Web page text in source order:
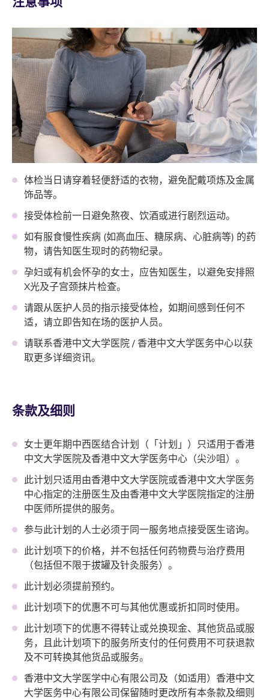
体检当日请穿着轻便舒适的衣物，避免配戴项炼及金属
饰品等。
接受体检前一日避免熬夜、饮酒或进行剧烈运动。
如有服食慢性疾病 (如高血压、糖尿病、心脏病等) 的药
物，请告知医生现时的药物纪录。
孕妇或有机会怀孕的女士，应告知医生，以避免安排照
X光及子宫颈抹片检查。
请跟从医护人员的指示接受体检，如期间感到任何不
适，请立即告知在场的医护人员。
请联系香港中文大学医院 / 香港中文大学医务中心以获
取更多详细资讯。
条款及细则
女士更年期中西医结合计划（「计划」）只适用于香港
中文大学医院及香港中文大学医务中心（尖沙咀）。
此计划只适用由香港中文大学医院或香港中文大学医务
中心指定的注册医生及由香港中文大学医院指定的注册
中医师所提供的服务。
参与此计划的人士必须于同一服务地点接受医生谘询。
此计划项下的价格，并不包括任何药物费与治疗费用
（包括但不限于拔罐及针灸服务）。
此计划必须提前预约。
此计划项下的优惠不可与其他优惠或折扣同时使用。
此计划项下的优惠不得转让或兑换现金、其他货品或服
务，且此计划项下的服务所支付的任何费用不可获退款
及不可转换其他货品或服务。
香港中文大学医学中心有限公司及（如适用）香港中文
大学医务中心有限公司保留随时更改所有本条款及细则